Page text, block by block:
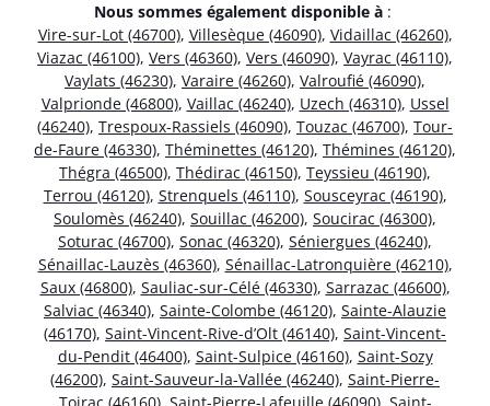
Nous sommes également disponible à :
Vire-sur-Lot (46700), Villesèque (46090), Vidaillac (46260),
Viazac (46100), Vers (46360), Vers (46090), Vayrac (46110),
Vaylats (46230), Varaire (46260), Valroufié (46090),
Valprionde (46800), Vaillac (46240), Uzech (46310), Ussel
(46240), Trespoux-Rassiels (46090), Touzac (46700), Tour-
de-Faure (46330), Théminettes (46120), Thémines (46120),
Thégra (46500), Thédirac (46150), Teyssieu (46190),
Terrou (46120), Strenquels (46110), Sousceyrac (46190),
Soulomès (46240), Souillac (46200), Soucirac (46300),
Soturac (46700), Sonac (46320), Séniergues (46240),
Sénaillac-Lauzès (46360), Sénaillac-Latronquière (46210),
Saux (46800), Sauliac-sur-Célé (46330), Sarrazac (46600),
Salviac (46340), Sainte-Colombe (46120), Sainte-Alauzie
(46170), Saint-Vincent-Rive-d’Olt (46140), Saint-Vincent-
du-Pendit (46400), Saint-Sulpice (46160), Saint-Sozy
(46200), Saint-Sauveur-la-Vallée (46240), Saint-Pierre-